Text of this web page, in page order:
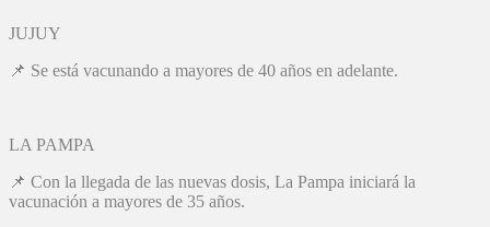
JUJUY
📌 Se está vacunando a mayores de 40 años en adelante.
LA PAMPA
📌 Con la llegada de las nuevas dosis, La Pampa iniciará la
vacunación a mayores de 35 años.